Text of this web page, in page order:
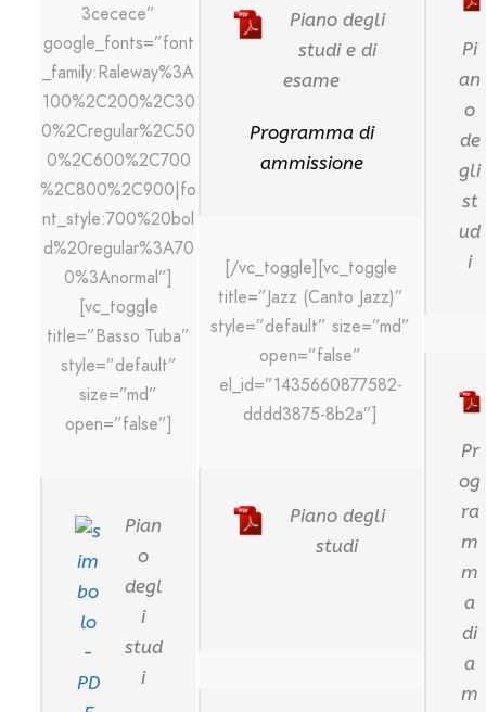
3cecece”
google_fonts=”font
_family:Raleway%3A
100%2C200%2C30
0%2Cregular%2C50
0%2C600%2C700
%2C800%2C900|fo
nt_style:700%20bol
d%20regular%3A70
0%3Anormal”]
[vc_toggle
title=”Basso Tuba”
style=”default”
size=”md”
open=”false”]
Pian
o
degl
i
stud
i
Piano degli
studi e di
esame
Programma di
ammissione
[/vc_toggle][vc_toggle
title=”Jazz (Canto Jazz)”
style=”default” size=”md”
open=”false”
el_id=”1435660877582-
dddd3875-8b2a”]
Piano degli
studi
Pi
an
o
de
gli
st
ud
i
Pr
og
ra
m
m
a
di
a
m